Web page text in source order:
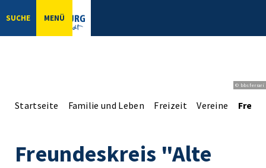
SUCHE MENÜ
© bbsferrari
Startseite Familie und Leben Freizeit Vereine
Freundeskreis "Alte